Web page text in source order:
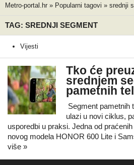
Metro-portal.hr » Popularni tagovi » srednji
TAG: SREDNJI SEGMENT
Vijesti
Tko će
srednjem
pametnih
Segment pametnih
ulazi u novi ciklus,
usporedbi u praksi. Jedna od
novog modela HONOR 600 Lite i
više »